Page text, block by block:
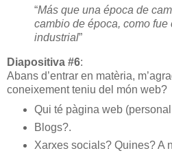
“Más que una época de
cambio de época, como fue
industrial”
Diapositiva #6:
Abans d’entrar en matèria,
coneixement teniu del món web?
Qui té pàgina web (personal
Blogs?.
Xarxes socials? Quines? A